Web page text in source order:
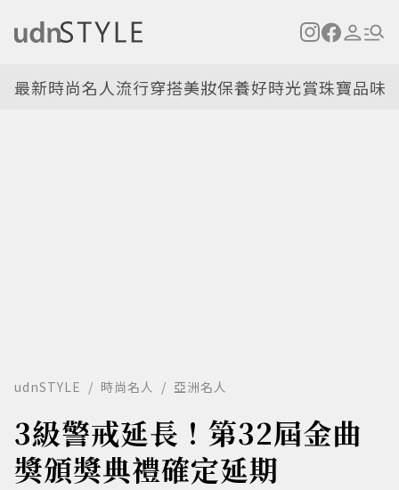
最新時尚名人流行穿搭美妝保養好時光賞珠寶品味
udnSTYLE 時尚名人 亞洲名人
3級警戒延長！第32屆金曲
獎頒獎典禮確定延期